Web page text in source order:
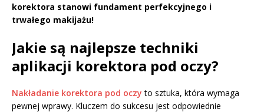
korektora stanowi fundament perfekcyjnego i
trwałego makijażu!
Jakie są najlepsze techniki
aplikacji korektora pod oczy?
Nakładanie korektora pod oczy to sztuka, która wymaga
pewnej wprawy. Kluczem do sukcesu jest odpowiednie